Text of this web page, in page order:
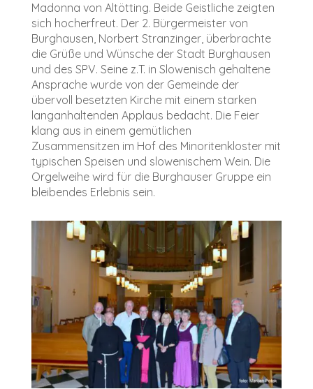
Madonna von Altötting. Beide Geistliche zeigten
sich hocherfreut. Der 2. Bürgermeister von
Burghausen, Norbert Stranzinger,überbrachte
die Grüße und Wünsche der Stadt Burghausen
und des SPV. Seine z.T. in Slowenisch gehaltene
Ansprache wurde von der Gemeinde der
übervoll besetzten Kirche mit einem starken
langanhaltenden Applaus bedacht. Die Feier
klang aus in einem gemütlichen
Zusammensitzen im Hof des Minoritenkloster mit
typischen Speisen und slowenischem Wein. Die
Orgelweihe wird für die Burghauser Gruppe ein
bleibendes Erlebnis sein.